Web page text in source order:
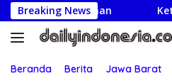
Langsung
ke
konten
Breaking NewsKetua Persatuan
Beranda Berita Jawa Barat